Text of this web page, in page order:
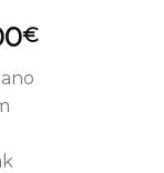
€El